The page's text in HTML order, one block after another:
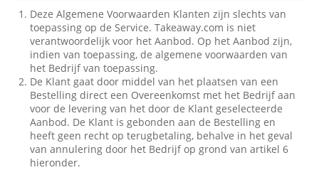
Deze Algemene Voorwaarden Klanten zijn slechts van
toepassing op de Service. Takeaway.com is niet
verantwoordelijk voor het Aanbod. Op het Aanbod zijn,
indien van toepassing, de algemene voorwaarden van
het Bedrijf van toepassing.
De Klant gaat door middel van het plaatsen van een
Bestelling direct een Overeenkomst met het Bedrijf aan
voor de levering van het door de Klant geselecteerde
Aanbod. De Klant is gebonden aan de Bestelling en
heeft geen recht op terugbetaling, behalve in het geval
van annulering door het Bedrijf op grond van artikel 6
hieronder.